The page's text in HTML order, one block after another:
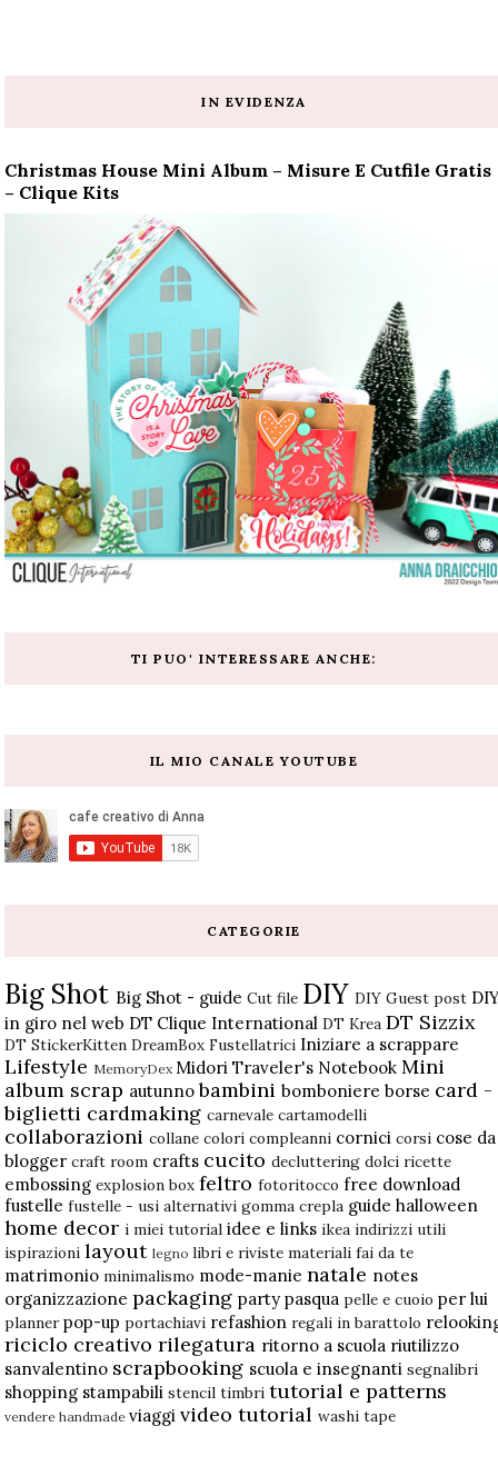
IN EVIDENZA
Christmas House Mini Album – Misure E Cutfile Gratis
– Clique Kits
TI PUO' INTERESSARE ANCHE:
IL MIO CANALE YOUTUBE
CATEGORIE
Big Shot Big Shot - guide Cut file DIY DIY Guest post
in giro nel web DT Clique International DT Krea DT Sizzix
DT StickerKitten DreamBox Fustellatrici Iniziare a scrappare
Lifestyle MemoryDex Midori Traveler's Notebook Mini
album scrap autunno bambini bomboniere borse card -
biglietti cardmaking carnevale cartamodelli
collaborazioni collane colori compleanni cornici corsi cose da
blogger craft room crafts cucito decluttering dolci ricette
embossing explosion box feltro fotoritocco free download
fustelle fustelle - usi alternativi gomma crepla guide halloween
home decor i miei tutorial idee e links ikea indirizzi utili
ispirazioni layout legno libri e riviste materiali fai da te
matrimonio minimalismo mode-manie natale notes
organizzazione packaging party pasqua pelle e cuoio per lui
planner pop-up portachiavi refashion regali in barattolo
riciclo creativo rilegatura ritorno a scuola riutilizzo
sanvalentino scrapbooking scuola e insegnanti segnalibri
shopping stampabili stencil timbri tutorial e patterns
vendere handmade viaggi video tutorial washi tape